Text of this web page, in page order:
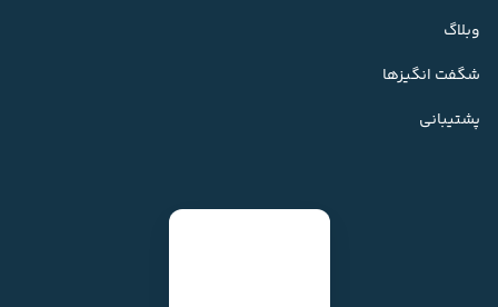
وبلاگ
شگفت انگیزها
پشتیبانی